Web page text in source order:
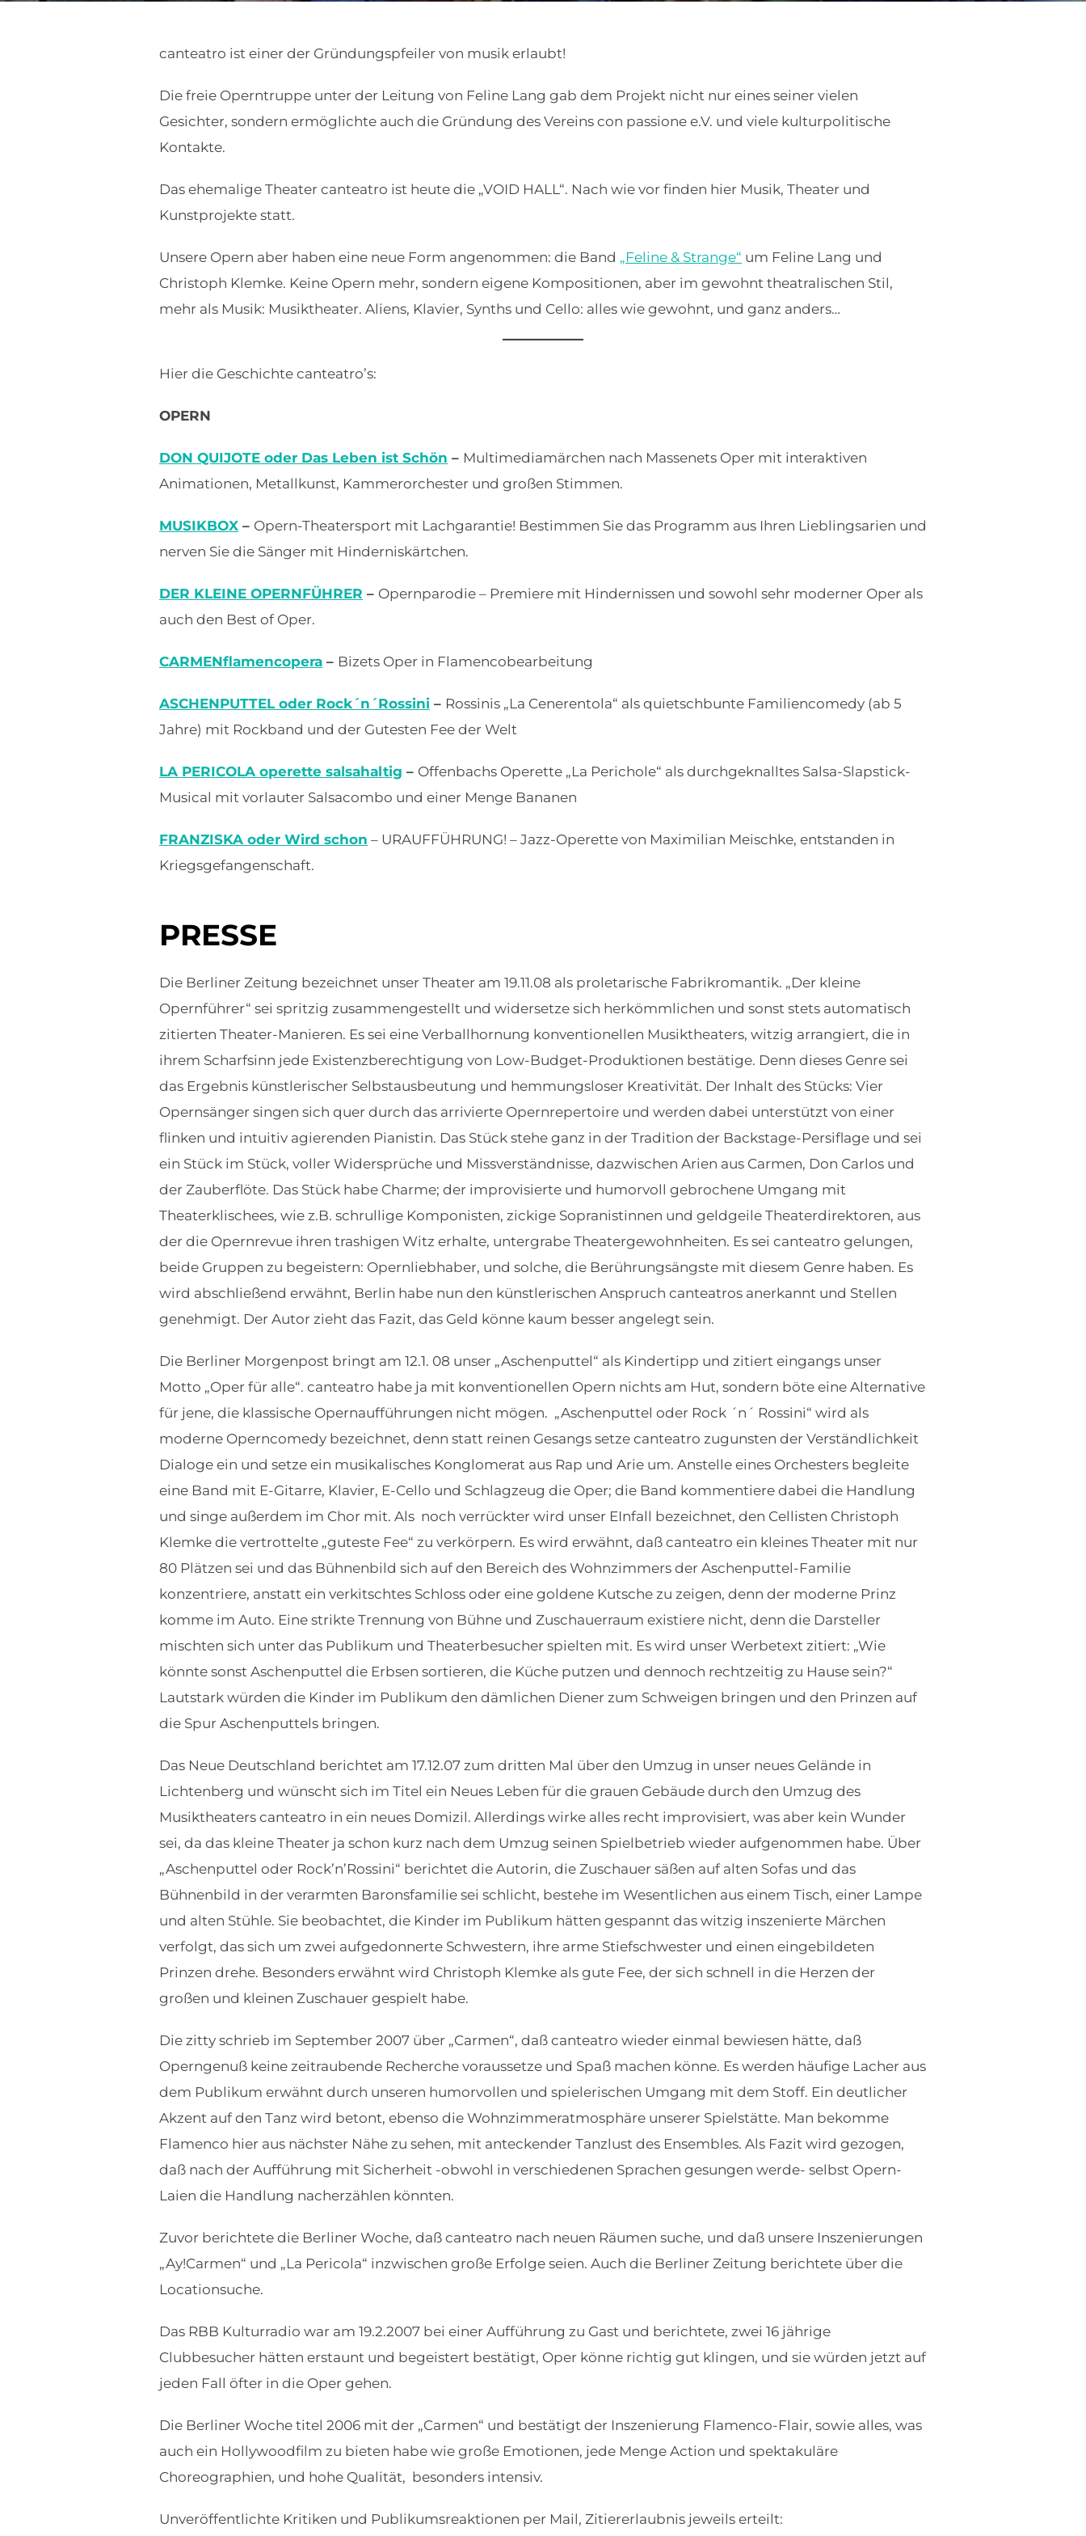
canteatro ist einer der Gründungspfeiler von musik erlaubt!
Die freie Operntruppe unter der Leitung von Feline Lang gab dem Projekt nicht nur eines seiner vielen
Gesichter, sondern ermöglichte auch die Gründung des Vereins con passione e.V. und viele kulturpolitische
Kontakte.
Das ehemalige Theater canteatro ist heute die „VOID HALL“. Nach wie vor finden hier Musik, Theater und
Kunstprojekte statt.
Unsere Opern aber haben eine neue Form angenommen: die Band „Feline & Strange“ um Feline Lang und
Christoph Klemke. Keine Opern mehr, sondern eigene Kompositionen, aber im gewohnt theatralischen Stil,
mehr als Musik: Musiktheater. Aliens, Klavier, Synths und Cello: alles wie gewohnt, und ganz anders…
Hier die Geschichte canteatro’s:
OPERN
DON QUIJOTE oder Das Leben ist Schön – Multimediamärchen nach Massenets Oper mit interaktiven
Animationen, Metallkunst, Kammerorchester und großen Stimmen.
MUSIKBOX – Opern-Theatersport mit Lachgarantie! Bestimmen Sie das Programm aus Ihren Lieblingsarien und
nerven Sie die Sänger mit Hinderniskärtchen.
DER KLEINE OPERNFÜHRER – Opernparodie – Premiere mit Hindernissen und sowohl sehr moderner Oper als
auch den Best of Oper.
CARMENflamencopera – Bizets Oper in Flamencobearbeitung
ASCHENPUTTEL oder Rock´n´Rossini – Rossinis „La Cenerentola“ als quietschbunte Familiencomedy (ab 5
Jahre) mit Rockband und der Gutesten Fee der Welt
LA PERICOLA operette salsahaltig – Offenbachs Operette „La Perichole“ als durchgeknalltes Salsa-Slapstick-
Musical mit vorlauter Salsacombo und einer Menge Bananen
FRANZISKA oder Wird schon – URAUFFÜHRUNG! – Jazz-Operette von Maximilian Meischke, entstanden in
Kriegsgefangenschaft.
PRESSE
Die Berliner Zeitung bezeichnet unser Theater am 19.11.08 als proletarische Fabrikromantik. „Der kleine
Opernführer“ sei spritzig zusammengestellt und widersetze sich herkömmlichen und sonst stets automatisch
zitierten Theater-Manieren. Es sei eine Verballhornung konventionellen Musiktheaters, witzig arrangiert, die in
ihrem Scharfsinn jede Existenzberechtigung von Low-Budget-Produktionen bestätige. Denn dieses Genre sei
das Ergebnis künstlerischer Selbstausbeutung und hemmungsloser Kreativität. Der Inhalt des Stücks: Vier
Opernsänger singen sich quer durch das arrivierte Opernrepertoire und werden dabei unterstützt von einer
flinken und intuitiv agierenden Pianistin. Das Stück stehe ganz in der Tradition der Backstage-Persiflage und sei
ein Stück im Stück, voller Widersprüche und Missverständnisse, dazwischen Arien aus Carmen, Don Carlos und
der Zauberflöte. Das Stück habe Charme; der improvisierte und humorvoll gebrochene Umgang mit
Theaterklischees, wie z.B. schrullige Komponisten, zickige Sopranistinnen und geldgeile Theaterdirektoren, aus
der die Opernrevue ihren trashigen Witz erhalte, untergrabe Theatergewohnheiten. Es sei canteatro gelungen,
beide Gruppen zu begeistern: Opernliebhaber, und solche, die Berührungsängste mit diesem Genre haben. Es
wird abschließend erwähnt, Berlin habe nun den künstlerischen Anspruch canteatros anerkannt und Stellen
genehmigt. Der Autor zieht das Fazit, das Geld könne kaum besser angelegt sein.
Die Berliner Morgenpost bringt am 12.1. 08 unser „Aschenputtel“ als Kindertipp und zitiert eingangs unser
Motto „Oper für alle“. canteatro habe ja mit konventionellen Opern nichts am Hut, sondern böte eine Alternative
für jene, die klassische Opernaufführungen nicht mögen. „Aschenputtel oder Rock ´n´ Rossini“ wird als
moderne Operncomedy bezeichnet, denn statt reinen Gesangs setze canteatro zugunsten der Verständlichkeit
Dialoge ein und setze ein musikalisches Konglomerat aus Rap und Arie um. Anstelle eines Orchesters begleite
eine Band mit E-Gitarre, Klavier, E-Cello und Schlagzeug die Oper; die Band kommentiere dabei die Handlung
und singe außerdem im Chor mit. Als noch verrückter wird unser EInfall bezeichnet, den Cellisten Christoph
Klemke die vertrottelte „guteste Fee“ zu verkörpern. Es wird erwähnt, daß canteatro ein kleines Theater mit nur
80 Plätzen sei und das Bühnenbild sich auf den Bereich des Wohnzimmers der Aschenputtel-Familie
konzentriere, anstatt ein verkitschtes Schloss oder eine goldene Kutsche zu zeigen, denn der moderne Prinz
komme im Auto. Eine strikte Trennung von Bühne und Zuschauerraum existiere nicht, denn die Darsteller
mischten sich unter das Publikum und Theaterbesucher spielten mit. Es wird unser Werbetext zitiert: „Wie
könnte sonst Aschenputtel die Erbsen sortieren, die Küche putzen und dennoch rechtzeitig zu Hause sein?“
Lautstark würden die Kinder im Publikum den dämlichen Diener zum Schweigen bringen und den Prinzen auf
die Spur Aschenputtels bringen.
Das Neue Deutschland berichtet am 17.12.07 zum dritten Mal über den Umzug in unser neues Gelände in
Lichtenberg und wünscht sich im Titel ein Neues Leben für die grauen Gebäude durch den Umzug des
Musiktheaters canteatro in ein neues Domizil. Allerdings wirke alles recht improvisiert, was aber kein Wunder
sei, da das kleine Theater ja schon kurz nach dem Umzug seinen Spielbetrieb wieder aufgenommen habe. Über
„Aschenputtel oder Rock’n’Rossini“ berichtet die Autorin, die Zuschauer säßen auf alten Sofas und das
Bühnenbild in der verarmten Baronsfamilie sei schlicht, bestehe im Wesentlichen aus einem Tisch, einer Lampe
und alten Stühle. Sie beobachtet, die Kinder im Publikum hätten gespannt das witzig inszenierte Märchen
verfolgt, das sich um zwei aufgedonnerte Schwestern, ihre arme Stiefschwester und einen eingebildeten
Prinzen drehe. Besonders erwähnt wird Christoph Klemke als gute Fee, der sich schnell in die Herzen der
großen und kleinen Zuschauer gespielt habe.
Die zitty schrieb im September 2007 über „Carmen“, daß canteatro wieder einmal bewiesen hätte, daß
Operngenuß keine zeitraubende Recherche voraussetze und Spaß machen könne. Es werden häufige Lacher aus
dem Publikum erwähnt durch unseren humorvollen und spielerischen Umgang mit dem Stoff. Ein deutlicher
Akzent auf den Tanz wird betont, ebenso die Wohnzimmeratmosphäre unserer Spielstätte. Man bekomme
Flamenco hier aus nächster Nähe zu sehen, mit anteckender Tanzlust des Ensembles. Als Fazit wird gezogen,
daß nach der Aufführung mit Sicherheit -obwohl in verschiedenen Sprachen gesungen werde- selbst Opern-
Laien die Handlung nacherzählen könnten.
Zuvor berichtete die Berliner Woche, daß canteatro nach neuen Räumen suche, und daß unsere Inszenierungen
„Ay!Carmen“ und „La Pericola“ inzwischen große Erfolge seien. Auch die Berliner Zeitung berichtete über die
Locationsuche.
Das RBB Kulturradio war am 19.2.2007 bei einer Aufführung zu Gast und berichtete, zwei 16 jährige
Clubbesucher hätten erstaunt und begeistert bestätigt, Oper könne richtig gut klingen, und sie würden jetzt auf
jeden Fall öfter in die Oper gehen.
Die Berliner Woche titel 2006 mit der „Carmen“ und bestätigt der Inszenierung Flamenco-Flair, sowie alles, was
auch ein Hollywoodfilm zu bieten habe wie große Emotionen, jede Menge Action und spektakuläre
Choreographien, und hohe Qualität, besonders intensiv.
Unveröffentlichte Kritiken und Publikumsreaktionen per Mail, Zitiererlaubnis jeweils erteilt: